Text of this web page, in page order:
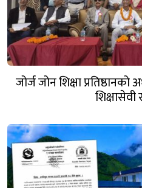
जोर्ज जोन शिक्षा
शिक्षासेवी